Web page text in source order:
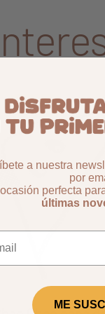
-50,02%
a nuestra
por
ocasión perfecta
últimas
ME